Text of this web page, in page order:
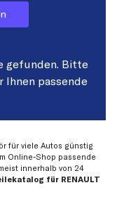
gefunden. Bitte
Ihnen passende
für viele Autos günstig
Online-Shop passende
innerhalb von 24
für RENAULT